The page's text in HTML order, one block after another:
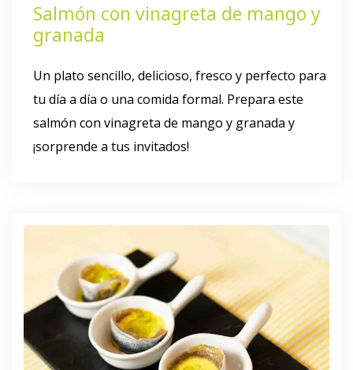
Salmón con vinagreta de mango y
granada
Un plato sencillo, delicioso, fresco y perfecto para
tu día a día o una comida formal. Prepara este
salmón con vinagreta de mango y granada y
¡sorprende a tus invitados!